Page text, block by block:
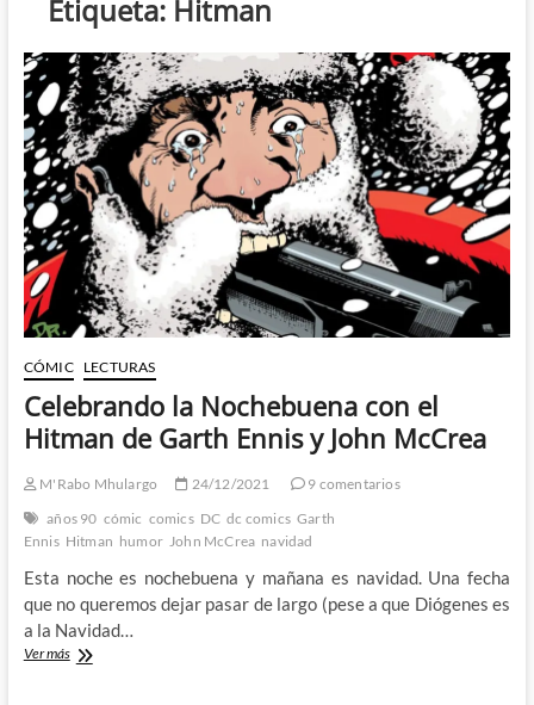
Etiqueta: Hitman
CÓMIC LECTURAS
Celebrando la Nochebuena con el
Hitman de Garth Ennis y John McCrea
M'Rabo Mhulargo 24/12/2021
9 comentarios
años 90 cómic comics DC dc comics Garth
Ennis Hitman humor John McCrea navidad
Esta noche es nochebuena y mañana es navidad. Una fecha
que no queremos dejar pasar de largo (pese a que Diógenes es
a la Navidad…
Ver másCelebrando